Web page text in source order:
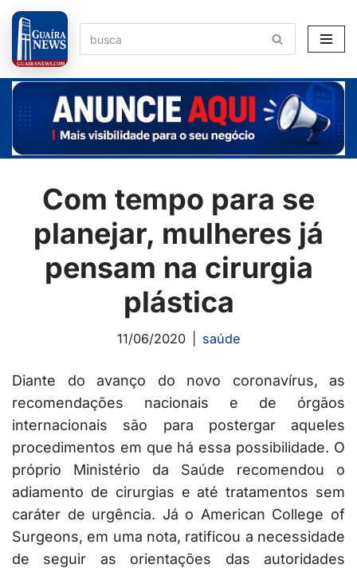
Pular
para
o
conteúdo
Com tempo para se
planejar, mulheres já
pensam na cirurgia
plástica
11/06/2020 saúde
Diante do avanço do novo coronavírus, as
recomendações nacionais e de órgãos
internacionais são para postergar aqueles
procedimentos em que há essa possibilidade. O
próprio Ministério da Saúde recomendou o
adiamento de cirurgias e até tratamentos sem
caráter de urgência. Já o American College of
Surgeons, em uma nota, ratificou a necessidade
de seguir as orientações das autoridades